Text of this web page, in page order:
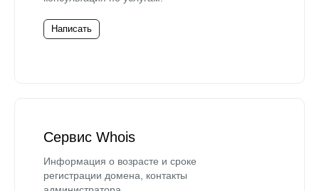
Написать
Сервис Whois
Информация о возрасте и сроке
регистрации домена, контакты